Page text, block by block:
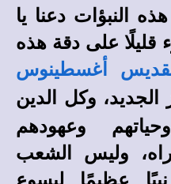
النبؤات دعنا يا
على دقة هذه
أغسطينوس
الجديد، وكل الدين
وعهودهم
وليس الشعب
عظيمًا ليسوع